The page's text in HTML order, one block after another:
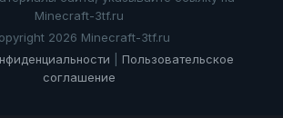
Minecraft-3tf.ru
2026 Minecraft-3tf.ru
Пользовательское
соглашение